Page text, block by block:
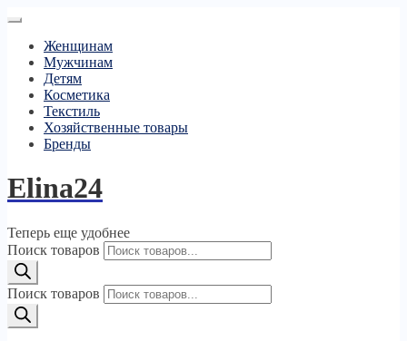
Женщинам
Мужчинам
Детям
Косметика
Текстиль
Хозяйственные товары
Бренды
Elina24
Теперь еще удобнее
Поиск товаров
Поиск товаров